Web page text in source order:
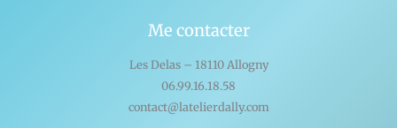
Me contacter
Les Delas – 18110 Allogny
06.99.16.18.58
contact@latelierdally.com